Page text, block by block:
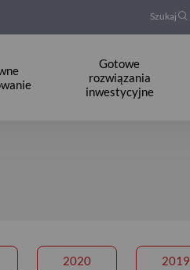
Szukaj
Gotowe
rozwiązania
inwestycyjne
2020 2019